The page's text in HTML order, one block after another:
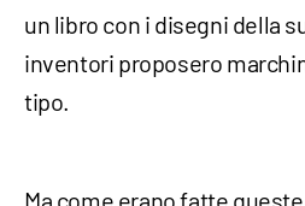
un libro con i disegni della
inventori proposero
tipo.
Ma come erano fatte